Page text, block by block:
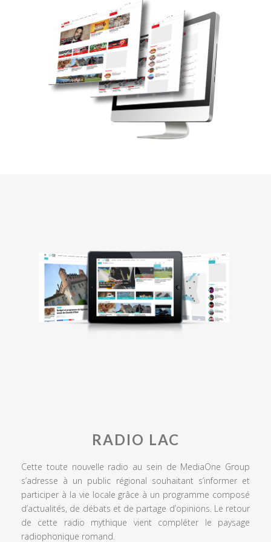
RADIO LAC
Cette toute nouvelle radio au sein de MediaOne Group
s’adresse à un public régional souhaitant s’informer et
participer à la vie locale grâce à un programme composé
d’actualités, de débats et de partage d’opinions. Le retour
de cette radio mythique vient compléter le paysage
radiophonique romand.